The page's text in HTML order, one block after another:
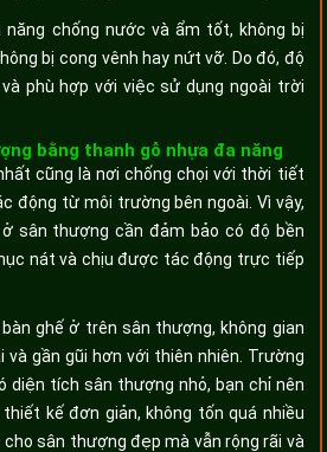
chống nước và ẩm tốt, không bị
bị cong vênh hay nứt vỡ. Do đó, độ
phù hợp với việc sử dụng ngoài trời
bằng thanh gỗ nhựa đa năng
cũng là nơi chống chọi với thời tiết
động từ môi trường bên ngoài. Vì vậy,
sân thượng cần đảm bảo có độ bền
nát và chịu được tác động trực tiếp
ghế ở trên sân thượng, không gian
gần gũi hơn với thiên nhiên. Trường
diện tích sân thượng nhỏ, bạn chỉ nên
kế đơn giản, không tốn quá nhiều
sân thượng đẹp mà vẫn rộng rãi và